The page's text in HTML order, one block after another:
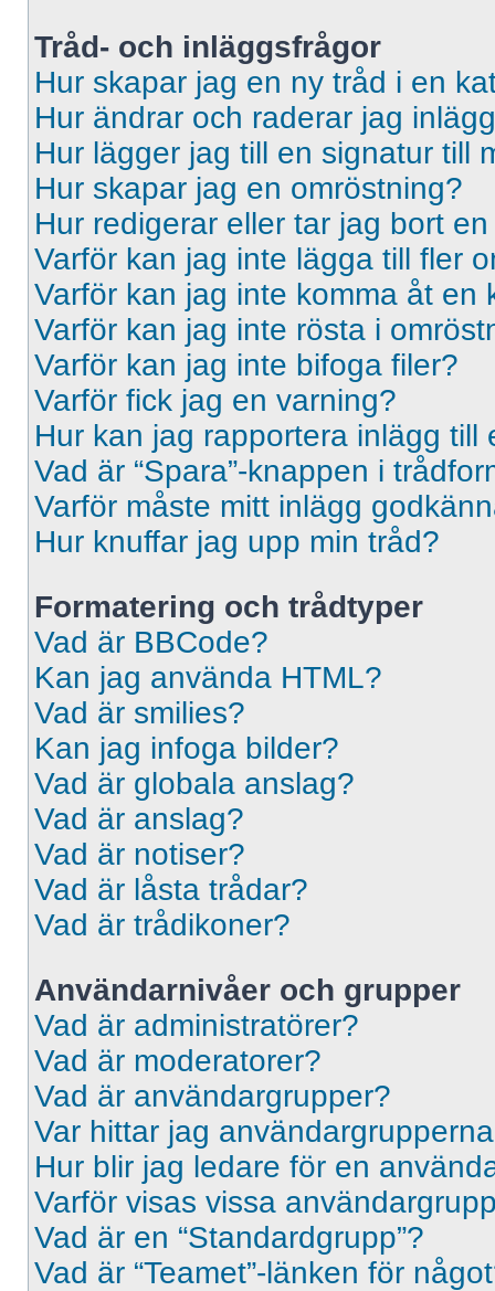
Tråd- och inläggsfrågor
Hur skapar jag en ny tråd i en
Hur ändrar och raderar jag
Hur lägger jag till en signatur till
Hur skapar jag en omröstning?
Hur redigerar eller tar jag bort
Varför kan jag inte lägga till fler
Varför kan jag inte komma åt en
Varför kan jag inte rösta i
Varför kan jag inte bifoga filer?
Varför fick jag en varning?
Hur kan jag rapportera inlägg till
Vad är “Spara”-knappen i
Varför måste mitt inlägg
Hur knuffar jag upp min tråd?
Formatering och trådtyper
Vad är BBCode?
Kan jag använda HTML?
Vad är smilies?
Kan jag infoga bilder?
Vad är globala anslag?
Vad är anslag?
Vad är notiser?
Vad är låsta trådar?
Vad är trådikoner?
Användarnivåer och grupper
Vad är administratörer?
Vad är moderatorer?
Vad är användargrupper?
Var hittar jag
Hur blir jag ledare för en
Varför visas vissa
Vad är en “Standardgrupp”?
Vad är “Teamet”-länken för